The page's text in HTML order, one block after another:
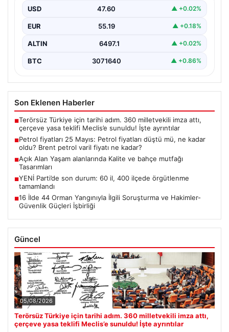
USD 47.60 ▲ +0.02%
EUR 55.19 ▲ +0.18%
ALTIN 6497.1 ▲ +0.02%
BTC 3071640 ▲ +0.86%
Son Eklenen Haberler
■Terörsüz Türkiye için tarihi adım. 360 milletvekili imza attı,
çerçeve yasa teklifi Meclis’e sunuldu! İşte ayrıntılar
■Petrol fiyatları 25 Mayıs: Petrol fiyatları düştü mü, ne kadar
oldu? Brent petrol varil fiyatı ne kadar?
■Açık Alan Yaşam alanlarında Kalite ve bahçe mutfağı
Tasarımları
■YENİ Parti’de son durum: 60 il, 400 ilçede örgütlenme
tamamlandı
■16 İlde 44 Orman Yangınıyla İlgili Soruşturma ve Hakimler-
Güvenlik Güçleri İşbirliği
Güncel
05/08/2026
Terörsüz Türkiye için tarihi adım. 360 milletvekili imza attı,
çerçeve yasa teklifi Meclis’e sunuldu! İşte ayrıntılar